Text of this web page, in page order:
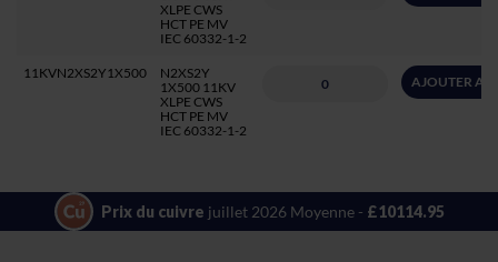
XLPE CWS
HCT PE MV
IEC 60332-1-2
11KVN2XS2Y1X500
N2XS2Y
1X500 11KV
XLPE CWS
HCT PE MV
IEC 60332-1-2
AJOUTER AU
Prix du cuivre juillet 2026 Moyenne - £10114.95